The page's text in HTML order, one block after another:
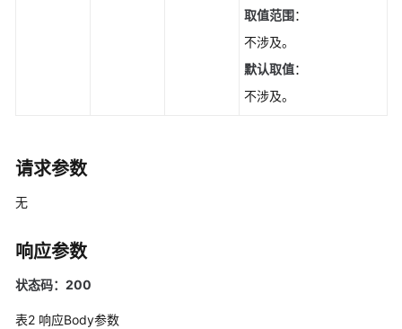
览
调
API
取值范围：
不涉及。
默认取值：
不涉及。
请求参数
无
响应参数
状态码：200
表2 响应Body参数